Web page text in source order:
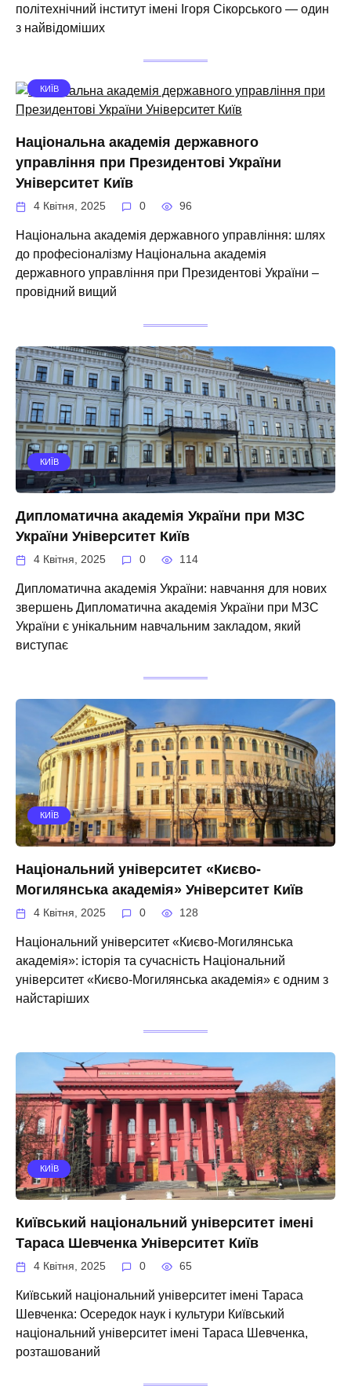
політехнічний інститут імені Ігоря Сікорського — один
з найвідоміших
КИЇВ
Національна академія державного
управління при Президентові України
Університет Київ
4 Квітня, 2025 0 96
Національна академія державного управління: шлях
до професіоналізму Національна академія
державного управління при Президентові України –
провідний вищий
КИЇВ
Дипломатична академія України при МЗС
України Університет Київ
4 Квітня, 2025 0 114
Дипломатична академія України: навчання для нових
звершень Дипломатична академія України при МЗС
України є унікальним навчальним закладом, який
виступає
КИЇВ
Національний університет «Києво-
Могилянська академія» Університет Київ
4 Квітня, 2025 0 128
Національний університет «Києво-Могилянська
академія»: історія та сучасність Національний
університет «Києво-Могилянська академія» є одним з
найстаріших
КИЇВ
Київський національний університет імені
Тараса Шевченка Університет Київ
4 Квітня, 2025 0 65
Київський національний університет імені Тараса
Шевченка: Осередок наук і культури Київський
національний університет імені Тараса Шевченка,
розташований